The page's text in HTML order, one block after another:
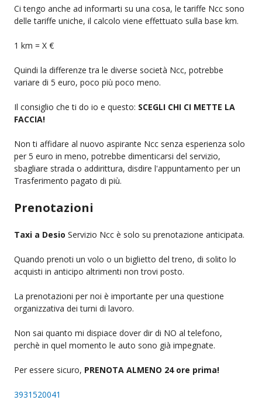
Ci tengo anche ad informarti su una cosa, le tariffe Ncc sono
delle tariffe uniche, il calcolo viene effettuato sulla base km.
1 km = X €
Quindi la differenze tra le diverse società Ncc, potrebbe
variare di 5 euro, poco più poco meno.
Il consiglio che ti do io e questo: SCEGLI CHI CI METTE LA
FACCIA!
Non ti affidare al nuovo aspirante Ncc senza esperienza solo
per 5 euro in meno, potrebbe dimenticarsi del servizio,
sbagliare strada o addirittura, disdire l'appuntamento per un
Trasferimento pagato di più.
Prenotazioni
Taxi a Desio Servizio Ncc è solo su prenotazione anticipata.
Quando prenoti un volo o un biglietto del treno, di solito lo
acquisti in anticipo altrimenti non trovi posto.
La prenotazioni per noi è importante per una questione
organizzativa dei turni di lavoro.
Non sai quanto mi dispiace dover dir di NO al telefono,
perchè in quel momento le auto sono già impegnate.
Per essere sicuro, PRENOTA ALMENO 24 ore prima!
3931520041